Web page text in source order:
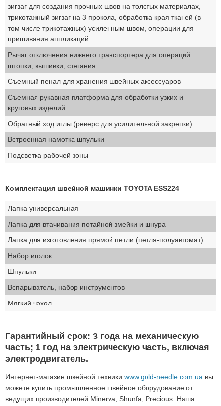
зигзаг для создания прочных швов на толстых материалах,
трикотажный зигзаг на 3 прокола, обработка края тканей (в
том числе трикотажных) усиленным швом, операции для
пришивания аппликаций
Рычаг отключения нижнего транспортера для операций
штопки, вышивки, стегания
Съемный пенал для хранения швейных аксессуаров
Съемная рукавная платформа для обработки узких и
круговых изделий
Обратный ход иглы (реверс для усилительной закрепки)
Встроенная намотка шпульки
Подсветка рабочей зоны
Комплектация швейной машинки TOYOTA ESS224
Лапка универсальная
Лапка для втачивания потайной змейки и шнура
Лапка для изготовления прямой петли (петля-полуавтомат)
Набор иголок
Шпульки
Вспарыватель, набор инструментов
Мягкий чехол
Гарантийный срок: 3 года на механическую
часть; 1 год на электрическую часть, включая
электродвигатель.
Интернет-магазин швейной техникиwww.gold-needle.com.ua вы
можете купить промышленное швейное оборудование от
ведущих производителей Minerva, Shunfa, Precious. Наша